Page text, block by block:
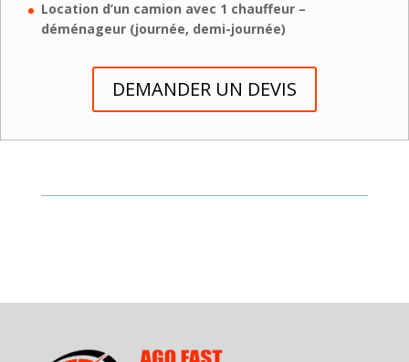
Location d’un camion avec 1 chauffeur –
déménageur (journée, demi-journée)
DEMANDER UN DEVIS